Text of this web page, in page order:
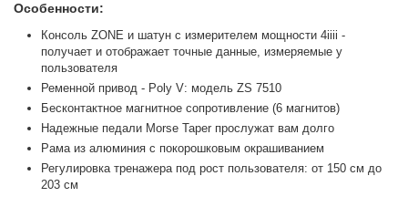
Особенности:
Консоль ZONE и шатун с измерителем мощности 4iiii -
получает и отображает точные данные, измеряемые у
пользователя
Ременной привод - Poly V: модель ZS 7510
Бесконтактное магнитное сопротивление (6 магнитов)
Надежные педали Morse Taper прослужат вам долго
Рама из алюминия с покорошковым окрашиванием
Регулировка тренажера под рост пользователя: от 150 см до
203 см